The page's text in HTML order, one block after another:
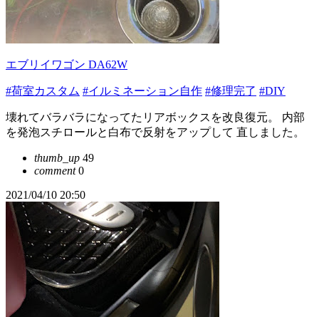
エブリイワゴン DA62W
#荷室カスタム #イルミネーション自作 #修理完了 #DIY
壊れてバラバラになってたリアボックスを改良復元。 内部
を発泡スチロールと白布で反射をアップして 直しました。
thumb_up 49
comment0
2021/04/10 20:50